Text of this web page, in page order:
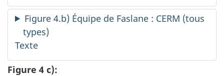
Figure 4.b) Équipe de Faslane : CERM (tous
types)
Texte
Figure 4 c):